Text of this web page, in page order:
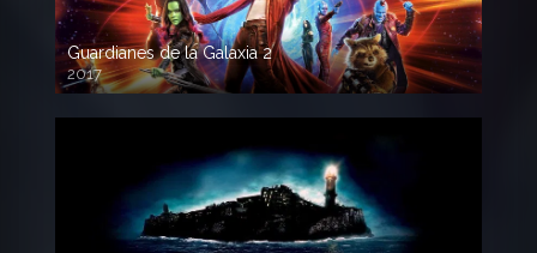
Guardianes de la Galaxia 2
2017
720p HD